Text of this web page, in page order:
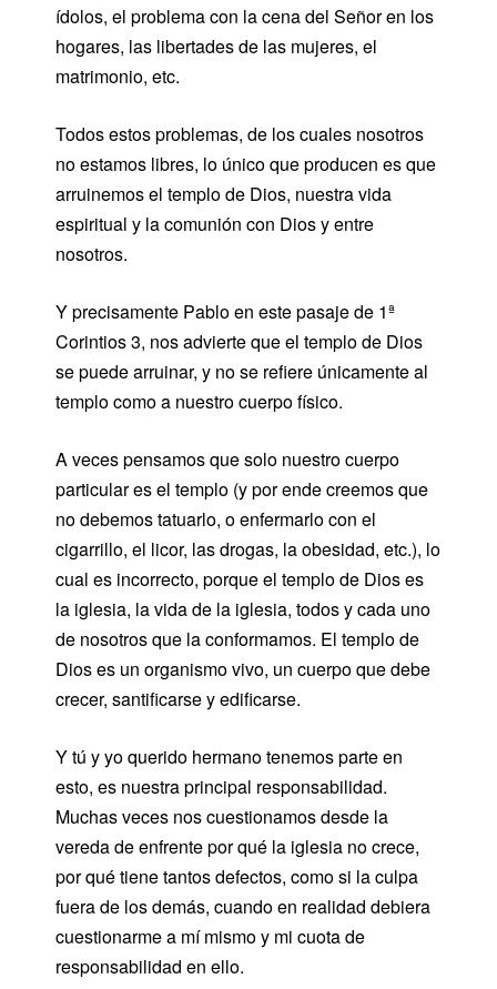
ídolos, el problema con la cena del Señor en los
hogares, las libertades de las mujeres, el
matrimonio, etc.
Todos estos problemas, de los cuales nosotros
no estamos libres, lo único que producen es que
arruinemos el templo de Dios, nuestra vida
espiritual y la comunión con Dios y entre
nosotros.
Y precisamente Pablo en este pasaje de 1ª
Corintios 3, nos advierte que el templo de Dios
se puede arruinar, y no se refiere únicamente al
templo como a nuestro cuerpo físico.
A veces pensamos que solo nuestro cuerpo
particular es el templo (y por ende creemos que
no debemos tatuarlo, o enfermarlo con el
cigarrillo, el licor, las drogas, la obesidad, etc.), lo
cual es incorrecto, porque el templo de Dios es
la iglesia, la vida de la iglesia, todos y cada uno
de nosotros que la conformamos. El templo de
Dios es un organismo vivo, un cuerpo que debe
crecer, santificarse y edificarse.
Y tú y yo querido hermano tenemos parte en
esto, es nuestra principal responsabilidad.
Muchas veces nos cuestionamos desde la
vereda de enfrente por qué la iglesia no crece,
por qué tiene tantos defectos, como si la culpa
fuera de los demás, cuando en realidad debiera
cuestionarme a mí mismo y mi cuota de
responsabilidad en ello.